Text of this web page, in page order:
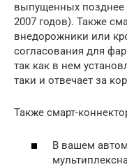
выпущенных позднее
2007 годов). Также
внедорожники или
согласования для
так как в нем
таки и отвечает за
Также смарт-
В вашем